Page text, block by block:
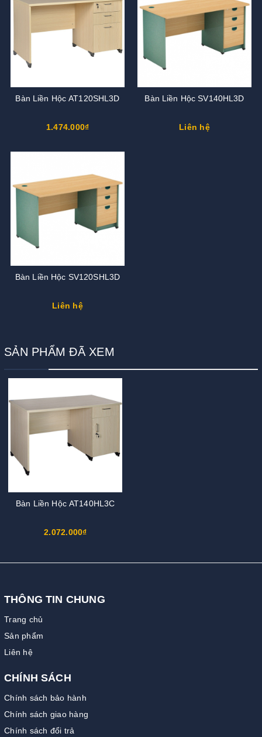
Bàn Liền Hộc AT120SHL3D
1.474.000₫
Bàn Liền Hộc SV140HL3D
Liên hệ
Bàn Liền Hộc SV120SHL3D
Liên hệ
SẢN PHẨM ĐÃ XEM
Bàn Liền Hộc AT140HL3C
2.072.000₫
THÔNG TIN CHUNG
Trang chủ
Sản phẩm
Liên hệ
CHÍNH SÁCH
Chính sách bảo hành
Chính sách giao hàng
Chính sách đổi trả